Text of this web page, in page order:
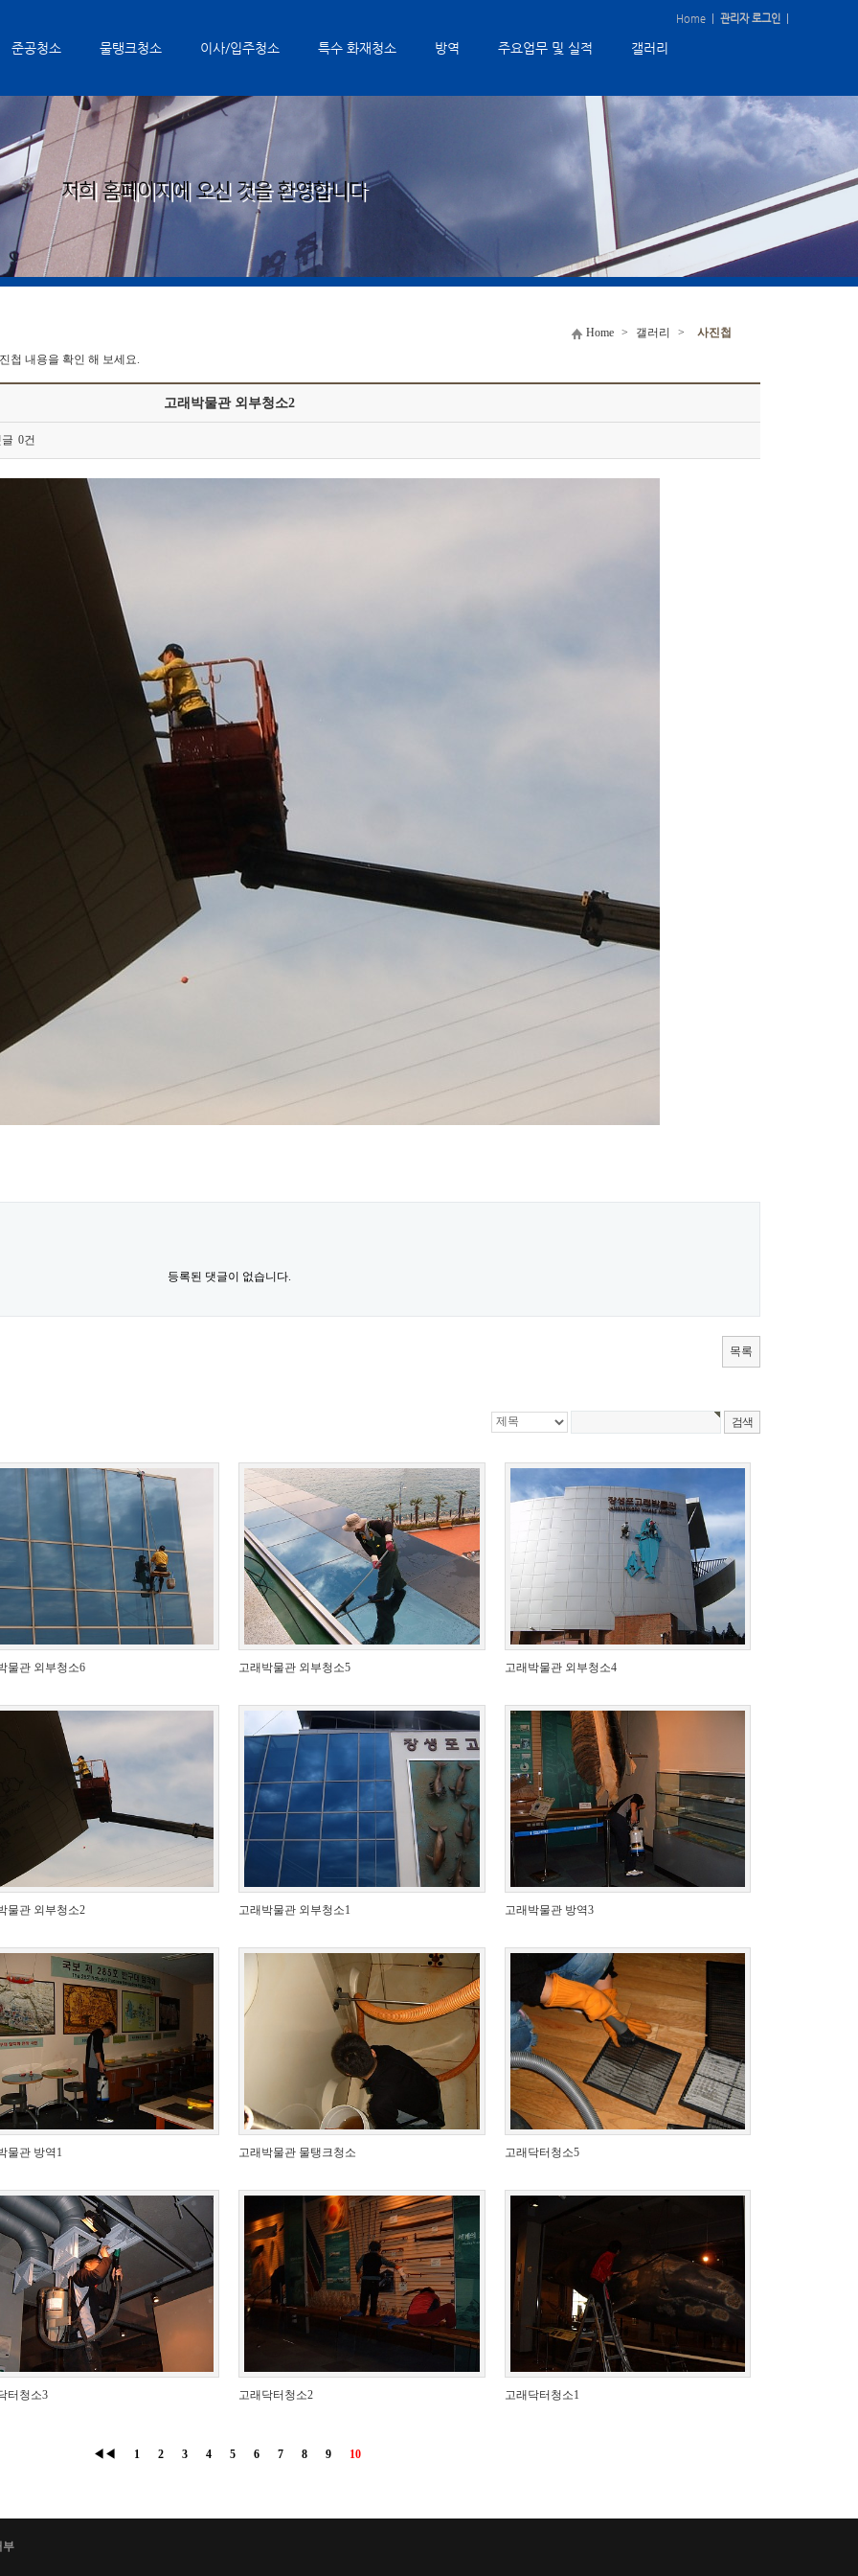
Home 관리자 로그인
준공청소 물탱크청소 이사/입주청소 특수 화재청소 방역 주요업무 및 실적 갤러리
Home > 갤러리 >
사진첩
첩 내용을 확인 해 보세요.
고래박물관 외부청소2
0건
등록된 댓글이 없습니다.
목록
물관 외부청소6 고래박물관 외부청소5 고래박물관 외부청소4
물관 외부청소2 고래박물관 외부청소1 고래박물관 방역3
물관 방역1 고래박물관 물탱크청소 고래닥터청소5
터청소3 고래닥터청소2 고래닥터청소1
◀◀ 1 2 3 4 5 6 7 8 9 10
부